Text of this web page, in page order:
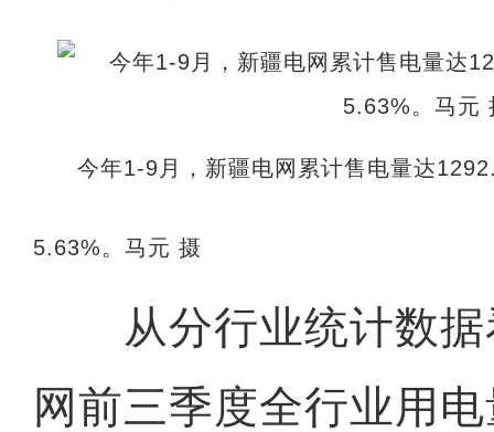
今年1-9月，新疆电网累计售电量达
5.63%。马元 摄
从分行业统计数据
网前三季度全行业用